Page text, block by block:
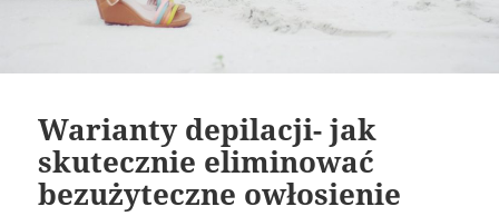
Warianty depilacji- jak
skutecznie eliminować
bezużyteczne owłosienie